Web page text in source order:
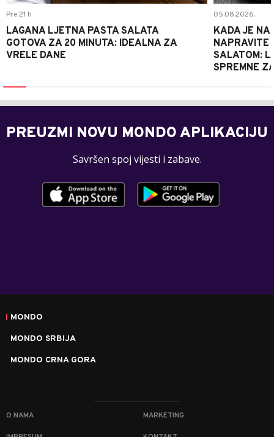
Pre 21 h
LAGANA LJETNA PASTA SALATA
GOTOVA ZA 20 MINUTA: IDEALNA ZA
VRELE DANE
05.08.2026.
KADA JE
NAPRAVITE
SALATOM:
SPREMNE
PREUZMI NOVU MONDO APLIKACIJU
Savršen spoj vijesti i zabave.
MONDO
MONDO SRBIJA
MONDO CRNA GORA
O NAMA MARKETING